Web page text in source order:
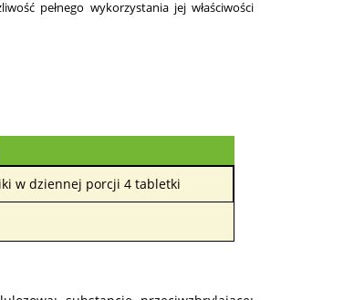
pełnego wykorzystania jej właściwości
w dziennej porcji 4 tabletki